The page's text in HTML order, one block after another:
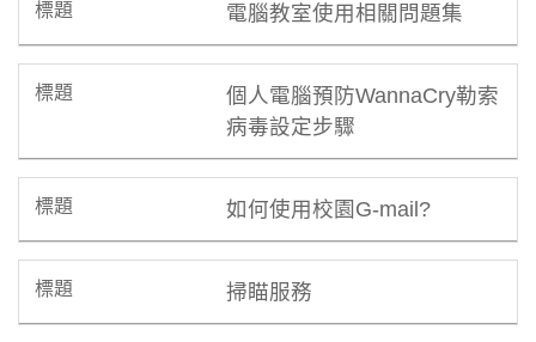
電腦教室使用相關問題集
個人電腦預防WannaCry勒索
病毒設定步驟
如何使用校園G-mail?
掃瞄服務